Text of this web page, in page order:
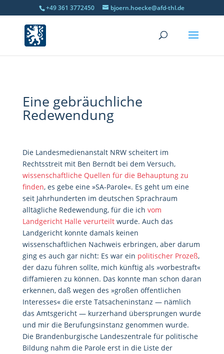
+49 361 3772450 bjoern.hoecke@afd-thl.de
Eine gebräuchliche
Redewendung
Die Landesmedienanstalt NRW scheitert im
Rechtsstreit mit Ben Berndt bei dem Versuch,
wissenschaftliche Quellen für die Behauptung zu
finden, es gebe eine »SA-Parole«. Es geht um eine
seit Jahrhunderten im deutschen Sprachraum
alltägliche Redewendung, für die ich vom
Landgericht Halle verurteiltwurde. Auch das
Landgericht konnte damals keinen
wissenschaftlichen Nachweis erbringen, aber darum
ging es auch gar nicht: Es war ein politischer Prozeß,
der dazu führen sollte, mich künftig als »vorbestraft«
diffamieren zu können. Das konnte man schon daran
erkennen, daß wegen des »großen öffentlichen
Interesses« die erste Tatsacheninstanz — nämlich
das Amtsgericht — kurzerhand übersprungen wurde
und mir die Berufungsinstanz genommen wurde.
Die Brandenburgische Landeszentrale für politische
Bildung nahm die Parole erst in die Liste der